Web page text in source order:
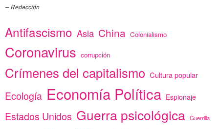
Redacción
Antifascismo Asia China Colonialismo
Coronavirus corrupción
Crímenes del capitalismo Cultura popular
Ecología Economía Política Espionaje
Estados Unidos Guerra psicológica Guerrilla